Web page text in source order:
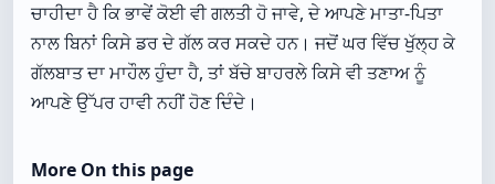
ਚਾਹੀਦਾ ਹੈ ਕਿ ਭਾਵੇਂ ਕੋਈ ਵੀ ਗਲਤੀ ਹੋ ਜਾਵੇ, ਦੇ ਆਪਣੇ ਮਾਤਾ-ਪਿਤਾ
ਨਾਲ ਬਿਨਾਂ ਕਿਸੇ ਡਰ ਦੇ ਗੱਲ ਕਰ ਸਕਦੇ ਹਨ। ਜਦੋਂ ਘਰ ਵਿੱਚ ਖੁੱਲ੍ਹ ਕੇ
ਗੱਲਬਾਤ ਦਾ ਮਾਹੌਲ ਹੁੰਦਾ ਹੈ, ਤਾਂ ਬੱਚੇ ਬਾਹਰਲੇ ਕਿਸੇ ਵੀ ਤਣਾਅ ਨੂੰ
ਆਪਣੇ ਉੱਪਰ ਹਾਵੀ ਨਹੀਂ ਹੋਣ ਦਿੰਦੇ।
More On this page